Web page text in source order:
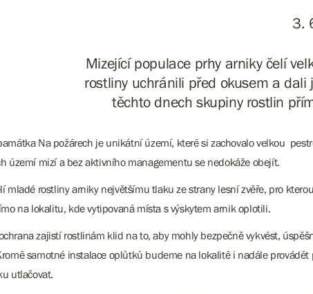
3.
Mizející populace prhy arniky čelí
rostliny uchránili před okusem a
těchto dnech skupiny rostlin
Na požárech je unikátní území, které si zachovalo velkou
území mizí a bez aktivního managementu se nedokáže obejít.
mladé rostliny arniky největšímu tlaku ze strany lesní zvěře, pro
na lokalitu, kde vytipovaná místa s výskytem arnik oplotili.
zajistí rostlinám klid na to, aby mohly bezpečně vykvést,
samotné instalace oplůtků budeme na lokalitě i nadále
utlačovat.